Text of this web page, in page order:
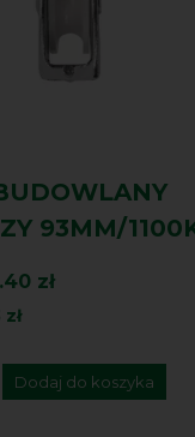
93MM/
zł
Dodaj do koszyka